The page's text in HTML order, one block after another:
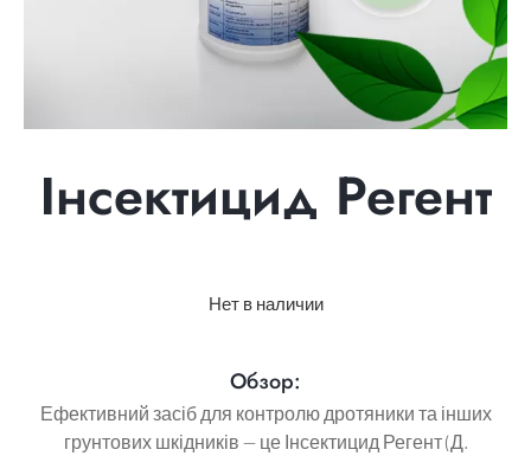
Інсектицид Регент
Нет в наличии
Обзор:
Ефективний засіб для контролю дротяники та інших
грунтових шкідників — це Інсектицид Регент (Д.